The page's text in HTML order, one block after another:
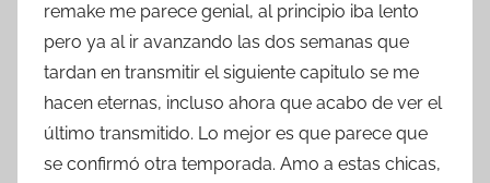
remake me parece genial, al principio iba lento
pero ya al ir avanzando las dos semanas que
tardan en transmitir el siguiente capitulo se me
hacen eternas, incluso ahora que acabo de ver el
último transmitido. Lo mejor es que parece que
se confirmó otra temporada. Amo a estas chicas,